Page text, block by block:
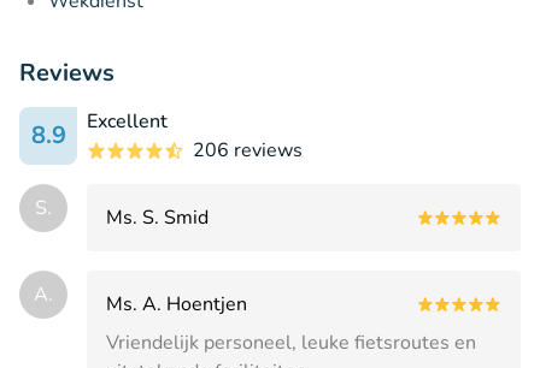
Reviews
8.9
Excellent
206 reviews
S. Ms. S. Smid
A.
Ms. A. Hoentjen
Vriendelijk personeel, leuke fietsroutes en